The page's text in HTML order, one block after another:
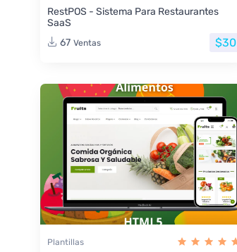
RestPOS - Sistema Para Restaurantes
SaaS
67 Ventas $30
Plantillas